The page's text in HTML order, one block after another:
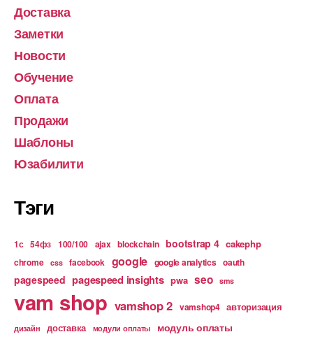
Доставка
Заметки
Новости
Обучение
Оплата
Продажи
Шаблоны
Юзабилити
Тэги
1с 54фз 100/100 ajax blockchain bootstrap 4 cakephp
chrome css facebook google google analytics oauth
pagespeed pagespeed insights pwa seo sms
vam shop vamshop 2 vamshop4 авторизация
дизайн доставка модули оплаты модуль оплаты